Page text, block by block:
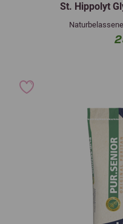
St. Hippolyt